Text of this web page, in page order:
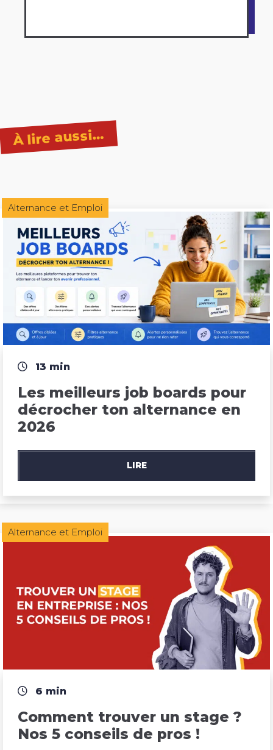
À lire aussi…
Alternance et Emploi
13 min
Les meilleurs job boards pour
décrocher ton alternance en
2026
LIRE
Alternance et Emploi
6 min
Comment trouver un stage ?
Nos 5 conseils de pros !